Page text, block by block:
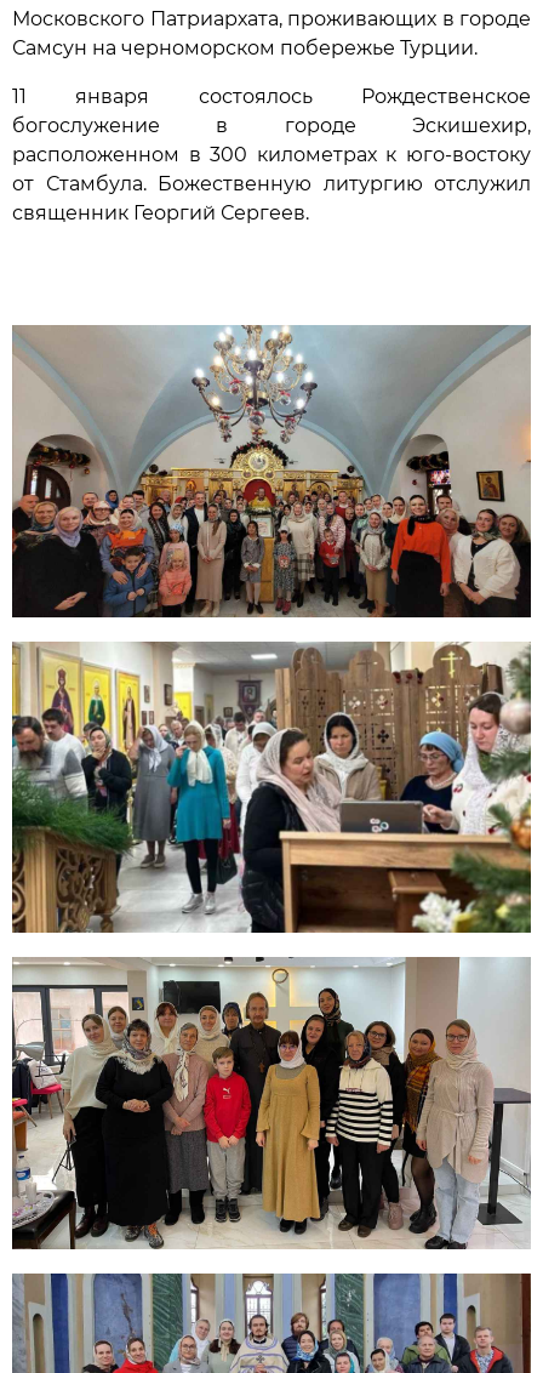
Московского Патриархата, проживающих в городе
Самсун на черноморском побережье Турции.
11 января состоялось Рождественское
богослужение в городе Эскишехир,
расположенном в 300 километрах к юго-востоку
от Стамбула. Божественную литургию отслужил
священник Георгий Сергеев.